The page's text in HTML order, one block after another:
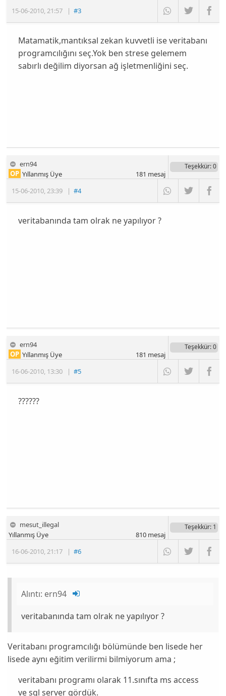
15-06-2010,21:57 |#3
Matamatik,mantıksal zekan kuvvetli ise veritabanı
programcılığını seç.Yok ben strese gelemem
sabırlı değilim diyorsan ağ işletmenliğini seç.
ern94
15-06-2010,23:39 |#4
OP Yıllanmış Üye
Teşekkür: 0
181 mesaj
veritabanında tam olrak ne yapılıyor ?
ern94
16-06-2010, 13:30 |#5
OP Yıllanmış Üye
Teşekkür: 0
181 mesaj
??????
mesut_illegal
16-06-2010,21:17 |#6
Yıllanmış Üye
Teşekkür: 1
810mesaj
Alıntı: ern94
veritabanında tam olrak ne yapılıyor ?
Veritabanı programcılığı bölümünde ben lisede her
lisede aynı eğitim verilirmi bilmiyorum ama ;
veritabanı programı olarak 11.sınıfta ms access
ve sql server gördük.